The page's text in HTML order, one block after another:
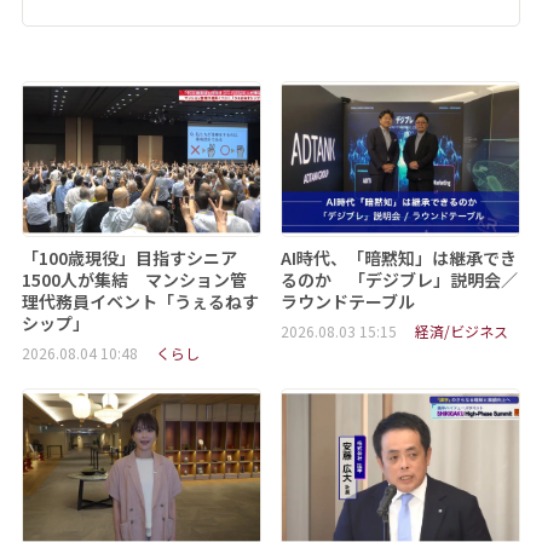
「100歳現役」目指すシニア
1500人が集結 マンション管
理代務員イベント「うぇるねす
シップ」
2026.08.04 10:48 くらし
AI時代、「暗黙知」は継承でき
るのか 「デジブレ」説明会／
ラウンドテーブル
2026.08.03 15:15 経済/ビジネス